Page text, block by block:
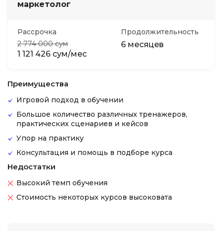
маркетолог
Рассрочка
2 774 000 сум
1 121 426 сум/мес
Продолжительность
6 месяцев
Преимущества
Игровой подход в обучении
Большое количество различных тренажеров,
практических сценариев и кейсов
Упор на практику
Консультация и помощь в подборе курса
Недостатки
Высокий темп обучения
Стоимость некоторых курсов высоковата